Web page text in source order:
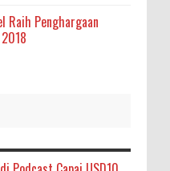
Raih Penghargaan